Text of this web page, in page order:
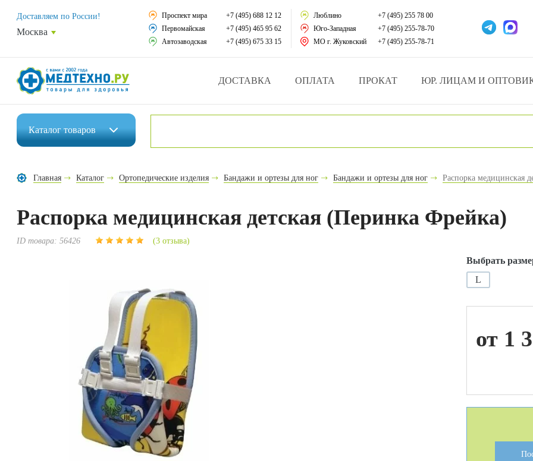
Средства реабилитации
Средства по уходу за больными
Домашняя медтехника
Уникальные и полезные товары
Прокат инвалидной техники
Доставляем по России!
Москва
Проспект мира
+7 (495) 688 12 12
Первомайская
+7 (495) 465 95 62
Автозаводская
+7 (495) 675 33 15
Люблино
+7 (495) 255 78 00
Юго-Западная
+7 (495) 255-78-70
МО г. Жуковский
+7 (495) 255-78-71
ДОСТАВКА ОПЛАТА ПРОКАТ ЮР. ЛИЦАМ И
Каталогтоваров
Средства по уходу за больными
Ортопедические изделия
Домашняя медтехника
Товары для красоты и здоровья
Товары для врачей и мед.учреждений
Уникальные и полезные товары
Распродажа
Главная Каталог Ортопедические изделия Бандажи и ортезы для ног Бандажи и ортезы для ног Распорка медицинская
Распорка медицинская детская (Перинка Фрейка)
ID товара:56426 (3 отзыва)
Выбрать
L
от 1